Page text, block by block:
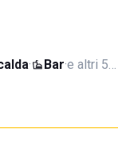
· Bar·e altri 5…